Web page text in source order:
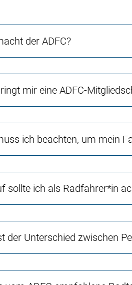
der ADFC?
mir eine ADFC-
ich beachten, um mein
sollte ich als Radfahrer*in
der Unterschied zwischen